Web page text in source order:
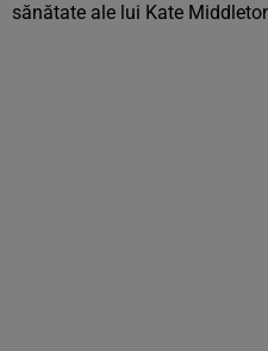
sănătate ale lui Kate